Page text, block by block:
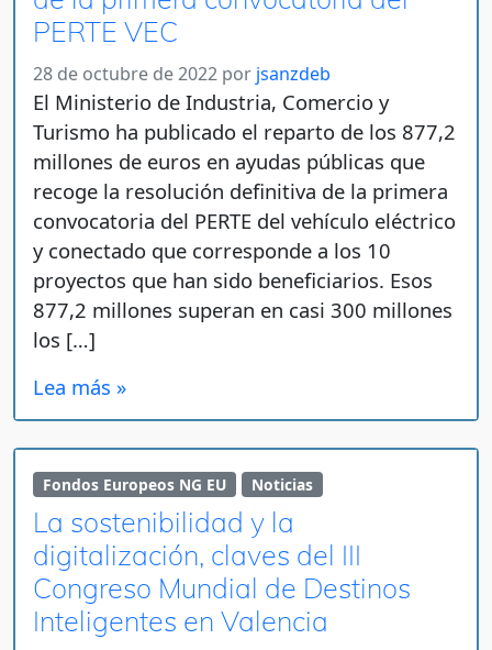
PERTE VEC
28 de octubre de 2022 por jsanzdeb
El Ministerio de Industria, Comercio y
Turismo ha publicado el reparto de los 877,2
millones de euros en ayudas públicas que
recoge la resolución definitiva de la primera
convocatoria del PERTE del vehículo eléctrico
y conectado que corresponde a los 10
proyectos que han sido beneficiarios. Esos
877,2 millones superan en casi 300 millones
los […]
Lea más »
Fondos Europeos NG EU Noticias
La sostenibilidad y la
digitalización, claves del III
Congreso Mundial de Destinos
Inteligentes en Valencia